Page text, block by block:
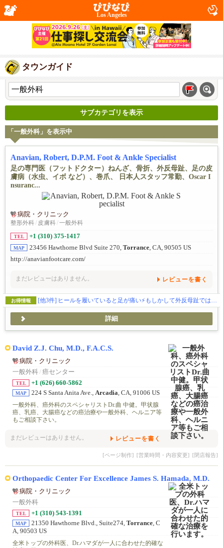
Los Angeles
タウンガイド
サブカテゴリを表示
「一般外科」を表示中
Anavian, Robert, D.P.M. Foot & Ankle Specialist
足の専門医（フットドクター）ねんざ、骨折、外反母趾、足の皮
膚病（水虫、イボ など）、巻爪、 日本人スタッフ常勤、Oscar I
nsuranc...
病院・クリニック
整形外科/ 皮膚科/一般外科
TEL +1 (310) 375-1417
MAP 23456 Hawthorne Blvd Suite 270, Torrance, CA, 90505 US
http://anavianfootcare.com/
まだレビューはありません。 レビューを書く
お得情報 [他3件] ヒールを履いていると足が痛い⚡もしかして外反母趾ではないですか？
詳細
David Z.J. Chu, M.D., F.A.C.S.
病院・クリニック
一般外科/ 癌センター
TEL +1 (626) 660-5862
MAP 224 S Santa Anita Ave., Arcadia , CA, 91006 US
一般外科、癌外科のスペシャリストDr.曲 中健。甲状腺
癌、乳癌、大腸癌などの癌治療や一般外科、ヘルニア等
もご相談下さい。
まだレビューはありません。 レビューを書く
[ページ制作] [営業時間・内容変更] [閉店報告]
Orthopaedic Center For Excellence James S. Hamada, M.D.
病院・クリニック
一般外科
TEL +1 (310) 543-1391
MAP 21350 Hawthorne Blvd., Suite274, Torrance , C
A, 90503 US
全米トップの外科医、Dr.ハマダが一人に合わせた的確な